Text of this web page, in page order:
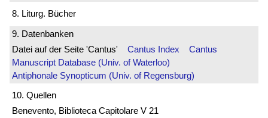
8. Liturg. Bücher
9. Datenbanken
Datei auf der Seite 'Cantus' Cantus Index
Cantus
Manuscript Database (Univ. of Waterloo)
Antiphonale Synopticum (Univ. of Regensburg)
10. Quellen
Benevento, Biblioteca Capitolare V 21